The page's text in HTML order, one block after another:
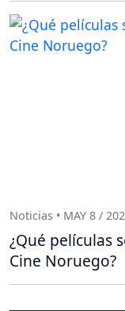
Noticias • MAY 8 /
¿Qué películas
Cine Noruego?